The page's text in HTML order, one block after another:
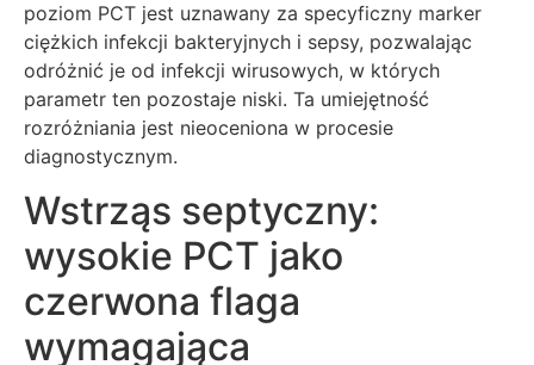
poziom PCT jest uznawany za specyficzny marker
ciężkich infekcji bakteryjnych i sepsy, pozwalając
odróżnić je od infekcji wirusowych, w których
parametr ten pozostaje niski. Ta umiejętność
rozróżniania jest nieoceniona w procesie
diagnostycznym.
Wstrząs septyczny:
wysokie PCT jako
czerwona flaga
wymagająca